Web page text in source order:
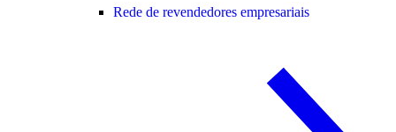
Rede de revendedores empresariais